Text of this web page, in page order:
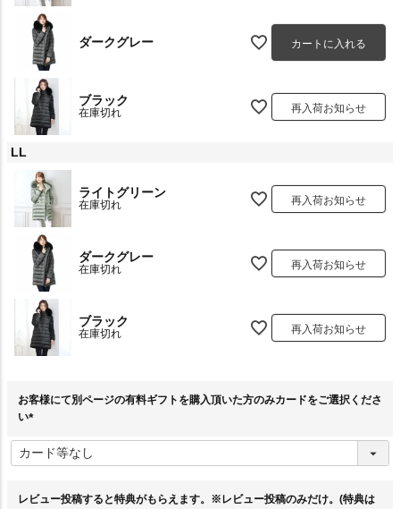
ダークグレー カートに入れる
ブラック
在庫切れ 再入荷お知らせ
LL
ライトグリーン
在庫切れ 再入荷お知らせ
ダークグレー
在庫切れ 再入荷お知らせ
ブラック
在庫切れ 再入荷お知らせ
お客様にて別ページの有料ギフトを購入頂いた方のみカードをご選択くださ
い
必
須
レビュー投稿すると特典がもらえます。※レビュー投稿のみだけ。(特典は